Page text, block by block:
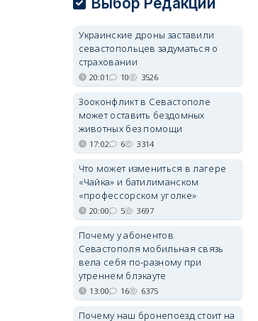
Украинские дроны заставили
севастопольцев задуматься о
страховании
20:01 10 3526
Зооконфликт в Севастополе
может оставить бездомных
животных без помощи
17:02 6 3314
Что может измениться в лагере
«Чайка» и батилиманском
«профессорском уголке»
20:00 5 3697
Почему у абонентов
Севастополя мобильная связь
вела себя по-разному при
утреннем блэкауте
13:00 16 6375
Почему наш бронепоезд стоит на